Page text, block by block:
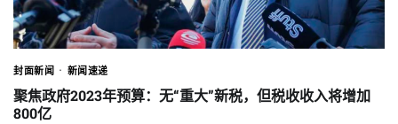
封面新闻 新闻速递
聚焦政府2023年预算：无“重大”新税，但税收收入将增加
800亿